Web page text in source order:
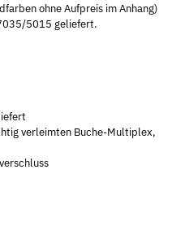
ohne Aufpreis im Anhang)
5015 geliefert.
verleimten Buche-Multiplex,